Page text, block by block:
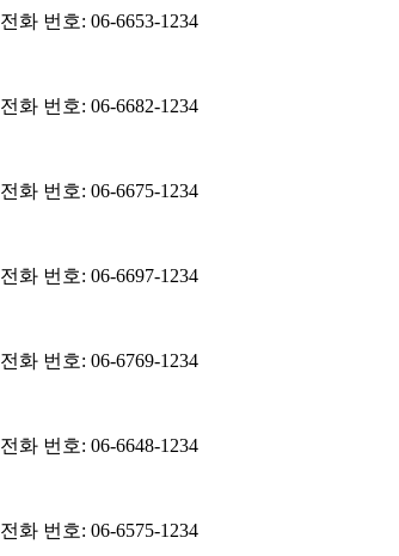
전화 번호: 06-6653-1234
전화 번호: 06-6682-1234
전화 번호: 06-6675-1234
전화 번호: 06-6697-1234
전화 번호: 06-6769-1234
전화 번호: 06-6648-1234
전화 번호: 06-6575-1234